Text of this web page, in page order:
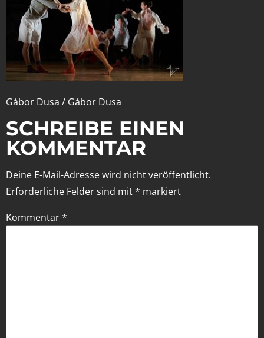
Gábor Dusa / Gábor Dusa
SCHREIBE EINEN
KOMMENTAR
Deine E-Mail-Adresse wird nicht veröffentlicht.
Erforderliche Felder sind mit* markiert
Kommentar*